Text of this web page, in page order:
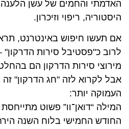
האדמתי והחמים של עשן
היסטוריה, ריפוי וזיכרון.
אם תעשו חיפוש באינטרנט,
לרוב כ"פסטיבל סירות
מירוצי סירות הדרקון הם
אבל לקרוא לזה "חג הדרקון"
העמוקה יותר:
המילה “דואן־וו” פשוט
החודש החמישי בלוח השנה